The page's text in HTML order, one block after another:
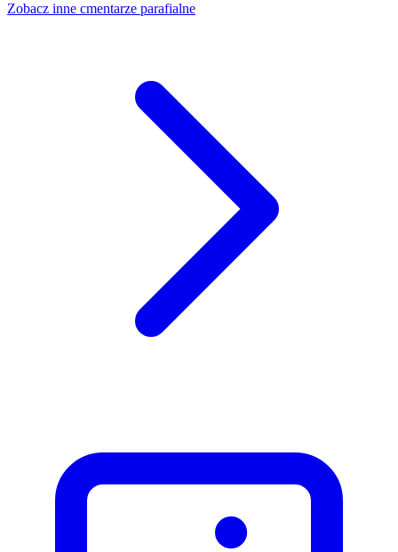
Zobacz inne cmentarze parafialne